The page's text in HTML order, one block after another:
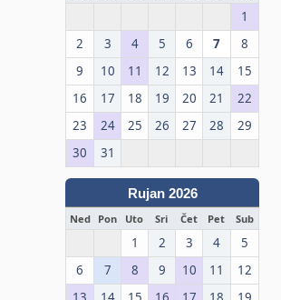
1
2
3 4 5 6 7
8
9
10 11 12 13 14
15
16
17 18 19 20 21
22
23
24 25 26 27 28
29
30
31
Rujan 2026
Ned Pon Uto Sri Čet Pet Sub
1 2 3 4
5
6
7 8 9 10 11
12